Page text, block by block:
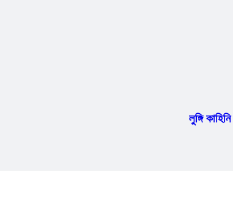
লুঙ্গি কাহিনি